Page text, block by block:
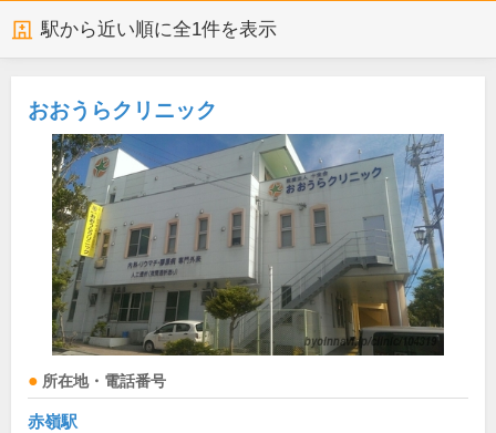
駅から近い順に全1件を表示
おおうらクリニック
所在地・電話番号
赤嶺駅